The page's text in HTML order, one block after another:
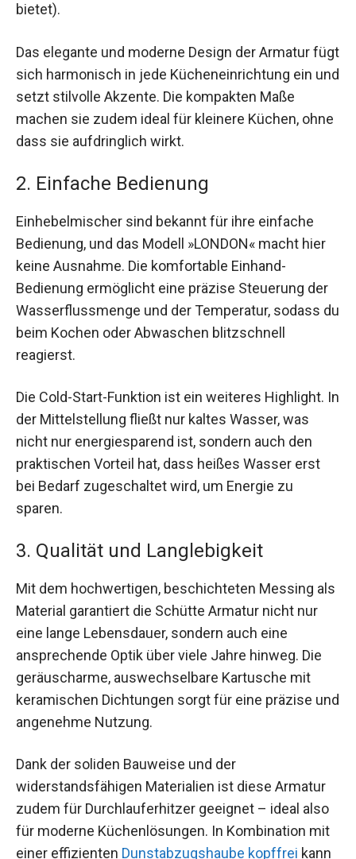
bietet).
Das elegante und moderne Design der Armatur fügt
sich harmonisch in jede Kücheneinrichtung ein und
setzt stilvolle Akzente. Die kompakten Maße
machen sie zudem ideal für kleinere Küchen, ohne
dass sie aufdringlich wirkt.
2. Einfache Bedienung
Einhebelmischer sind bekannt für ihre einfache
Bedienung, und das Modell »LONDON« macht hier
keine Ausnahme. Die komfortable Einhand-
Bedienung ermöglicht eine präzise Steuerung der
Wasserflussmenge und der Temperatur, sodass du
beim Kochen oder Abwaschen blitzschnell
reagierst.
Die Cold-Start-Funktion ist ein weiteres Highlight. In
der Mittelstellung fließt nur kaltes Wasser, was
nicht nur energiesparend ist, sondern auch den
praktischen Vorteil hat, dass heißes Wasser erst
bei Bedarf zugeschaltet wird, um Energie zu
sparen.
3. Qualität und Langlebigkeit
Mit dem hochwertigen, beschichteten Messing als
Material garantiert die Schütte Armatur nicht nur
eine lange Lebensdauer, sondern auch eine
ansprechende Optik über viele Jahre hinweg. Die
geräuscharme, auswechselbare Kartusche mit
keramischen Dichtungen sorgt für eine präzise und
angenehme Nutzung.
Dank der soliden Bauweise und der
widerstandsfähigen Materialien ist diese Armatur
zudem für Durchlauferhitzer geeignet – ideal also
für moderne Küchenlösungen. In Kombination mit
einer effizienten Dunstabzugshaube kopffrei kann